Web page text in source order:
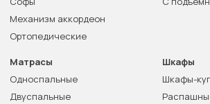
Механизм аккордеон
Ортопедические
Матрасы
Односпальные
Двуспальные
Шкафы
Шкафы-